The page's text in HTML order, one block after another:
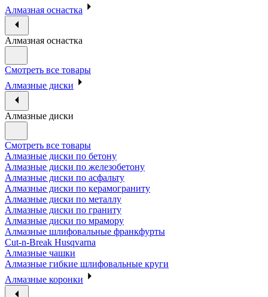
Алмазная оснастка
Алмазная оснастка
Смотреть все товары
Алмазные диски
Алмазные диски
Смотреть все товары
Алмазные диски по бетону
Алмазные диски по железобетону
Алмазные диски по асфальту
Алмазные диски по керамограниту
Алмазные диски по металлу
Алмазные диски по граниту
Алмазные диски по мрамору
Алмазные шлифовальные франкфурты
Cut-n-Break Husqvarna
Алмазные чашки
Алмазные гибкие шлифовальные круги
Алмазные коронки